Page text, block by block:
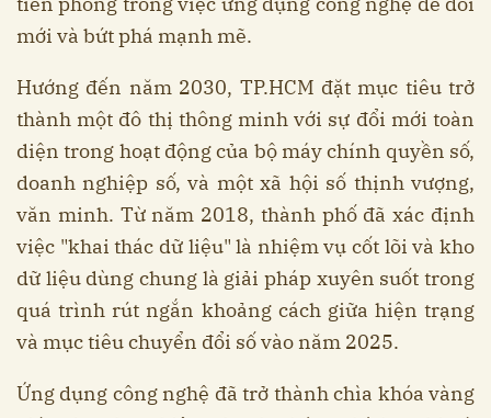
mới và bứt phá mạnh mẽ.
Hướng đến năm 2030, TP.HCM đặt mục tiêu trở
thành một đô thị thông minh với sự đổi mới toàn
diện trong hoạt động của bộ máy chính quyền số,
doanh nghiệp số, và một xã hội số thịnh vượng,
văn minh. Từ năm 2018, thành phố đã xác định
việc "khai thác dữ liệu" là nhiệm vụ cốt lõi và kho
dữ liệu dùng chung là giải pháp xuyên suốt trong
quá trình rút ngắn khoảng cách giữa hiện trạng
và mục tiêu chuyển đổi số vào năm 2025.
Ứng dụng công nghệ đã trở thành chìa khóa vàng